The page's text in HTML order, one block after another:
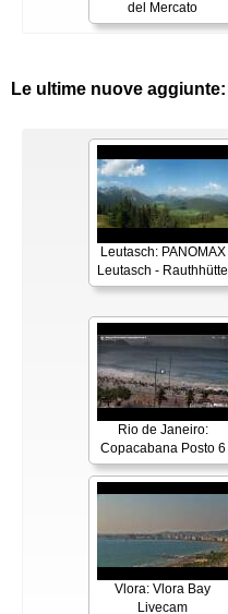
del Mercato
Le ultime nuove aggiunte:
Leutasch: PANOMAX
Leutasch - Rauthhütte
Rio de Janeiro:
Copacabana Posto 6
Vlora: Vlora Bay
Livecam